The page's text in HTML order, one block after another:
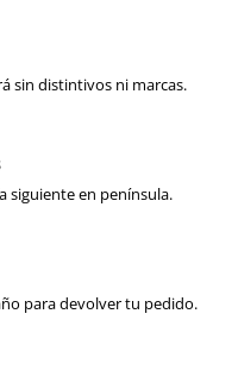
sin distintivos ni marcas.
siguiente en península.
para devolver tu pedido.